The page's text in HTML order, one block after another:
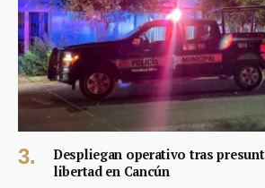
Despliegan operativo tras
libertad en Cancún